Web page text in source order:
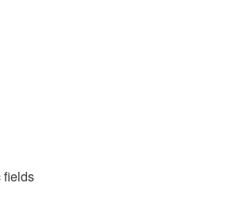
fields